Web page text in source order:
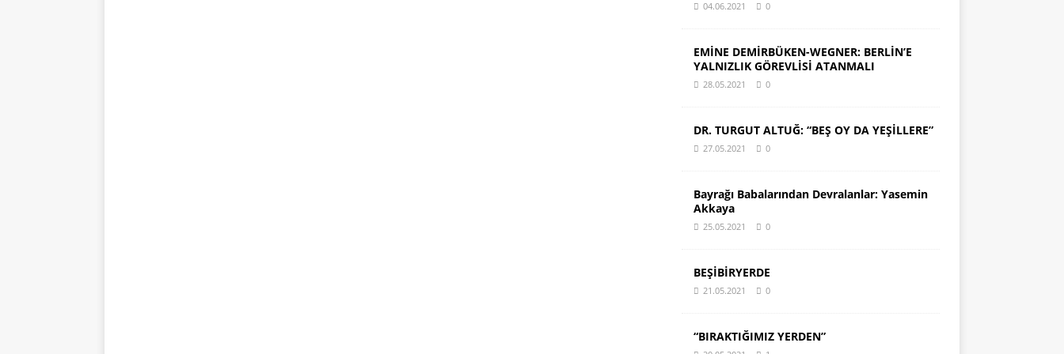
04.06.2021 0
EMİNE DEMİRBÜKEN-WEGNER: BERLİN’E
YALNIZLIK GÖREVLİSİ ATANMALI
28.05.2021 0
DR. TURGUT ALTUĞ: “BEŞ OY DA YEŞİLLERE”
27.05.2021 0
Bayrağı Babalarından Devralanlar: Yasemin
Akkaya
25.05.2021 0
BEŞİBİRYERDE
21.05.2021 0
“BIRAKTIĞIMIZ YERDEN”